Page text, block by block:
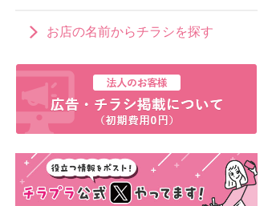
笑顔集まる「いかりのグルメセレクション」
お店の名前からチラシを探す